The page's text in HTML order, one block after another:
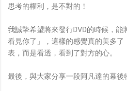
思考的權利，是不對的！
我誠摯希望將來發行DVD的時候，
看見你了」，這樣的感覺真的美多
表，而是看透，看到了對方的心。
最後，與大家分享一段阿凡達的幕後